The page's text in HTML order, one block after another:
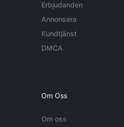
Erbjudanden
Annonsera
Kundtjänst
DMCA
Om Oss
Om oss